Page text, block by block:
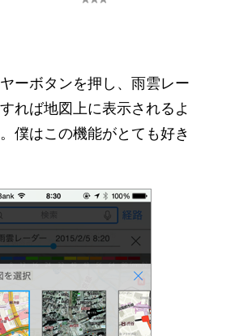
ーボタンを押し、雨雲レー
れば地図上に表示されるよ
僕はこの機能がとても好き